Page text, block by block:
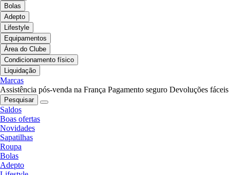
Bolas
Adepto
Lifestyle
Equipamentos
Área do Clube
Condicionamento físico
Liquidação
Marcas
Assistência pós-venda na França Pagamento seguro Devoluções fáceis
Pesquisar
Saldos
Boas ofertas
Novidades
Sapatilhas
Roupa
Bolas
Adepto